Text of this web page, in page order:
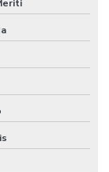
terceirizada